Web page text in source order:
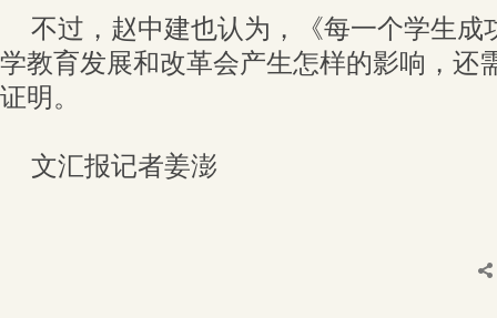
不过，赵中建也认为，《每一个学生成
学教育发展和改革会产生怎样的影响，还
证明。
文汇报记者姜澎